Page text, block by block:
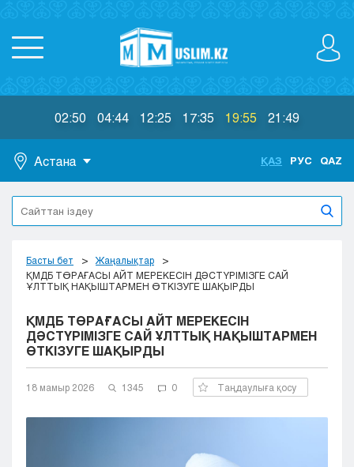
02:50 04:44 12:25 17:35 19:55 21:49
Астана
Астана
Алматы
Актобе
Атырау
Жезказган
Кокшетау
Костанай
Кызылорда
Павлодар
ҚАЗ РУС QAZ
Басты бет
Жаңалықтар
ҚМДБ ТӨРАҒАСЫ АЙТ МЕРЕКЕСІН ДӘСТҮРІМІЗГЕ САЙ
ҰЛТТЫҚ НАҚЫШТАРМЕН ӨТКІЗУГЕ ШАҚЫРДЫ
ҚМДБ ТӨРАҒАСЫ АЙТ МЕРЕКЕСІН
ДӘСТҮРІМІЗГЕ САЙ ҰЛТТЫҚ НАҚЫШТАРМЕН
ӨТКІЗУГЕ ШАҚЫРДЫ
18 мамыр 2026 1345 0 Таңдаулыға қосу